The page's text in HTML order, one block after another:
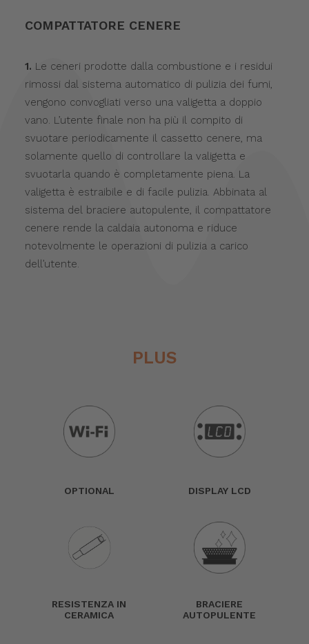
COMPATTATORE CENERE
1. Le ceneri prodotte dalla combustione e i residui
rimossi dal sistema automatico di pulizia dei fumi,
vengono convogliati verso una valigetta a doppio
vano. L’utente finale non ha più il compito di
svuotare periodicamente il cassetto cenere, ma
solamente quello di controllare la valigetta e
svuotarla quando è completamente piena. La
valigetta è estraibile e di facile pulizia. Abbinata al
sistema del braciere autopulente, il compattatore
cenere rende la caldaia autonoma e riduce
notevolmente le operazioni di pulizia a carico
dell’utente.
PLUS
OPTIONAL DISPLAY LCD
RESISTENZA IN
CERAMICA
BRACIERE
AUTOPULENTE